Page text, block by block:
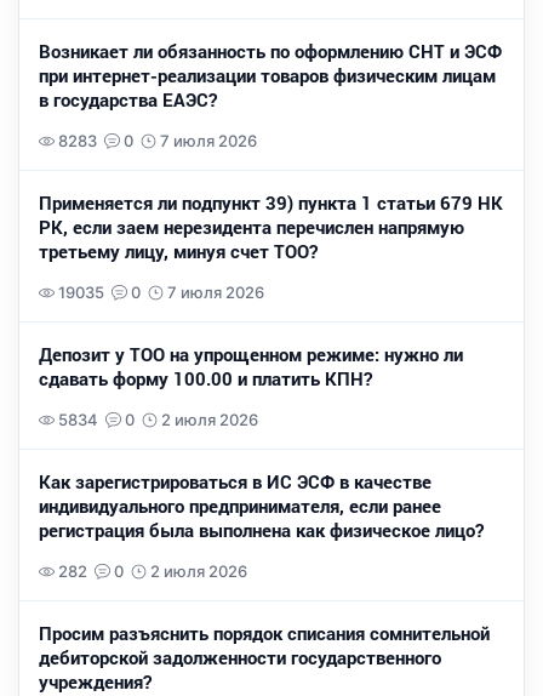
Возникает ли обязанность по оформлению СНТ и ЭСФ
при интернет-реализации товаров физическим лицам
в государства ЕАЭС?
8283 0 7 июля 2026
Применяется ли подпункт 39) пункта 1 статьи 679 НК
РК, если заем нерезидента перечислен напрямую
третьему лицу, минуя счет ТОО?
19035 0 7 июля 2026
Депозит у ТОО на упрощенном режиме: нужно ли
сдавать форму 100.00 и платить КПН?
5834 0 2 июля 2026
Как зарегистрироваться в ИС ЭСФ в качестве
индивидуального предпринимателя, если ранее
регистрация была выполнена как физическое лицо?
282 0 2 июля 2026
Просим разъяснить порядок списания сомнительной
дебиторской задолженности государственного
учреждения?